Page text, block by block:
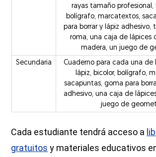
rayas tamaño profesional,
bolígrafo, marcatextos,
para borrar y lápiz adhesivo,
roma, una caja de lápices
madera, un juego de
Secundaria
Cuaderno para cada una de
lápiz, bicolor, bolígrafo,
sacapuntas, goma para
adhesivo, una caja de
juego de
Cada estudiante tendrá acceso a
gratuitos y materiales educativos